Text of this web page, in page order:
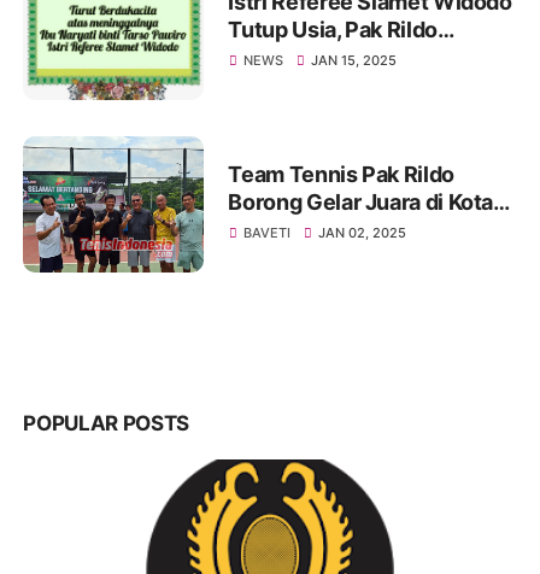
Tutup Usia, Pak Rildo
Sampaikan Ucapan
NEWS JAN 15, 2025
Team Tennis Pak Rildo
Borong Gelar Juara di Kota
Atlas
BAVETI JAN 02, 2025
POPULAR POSTS